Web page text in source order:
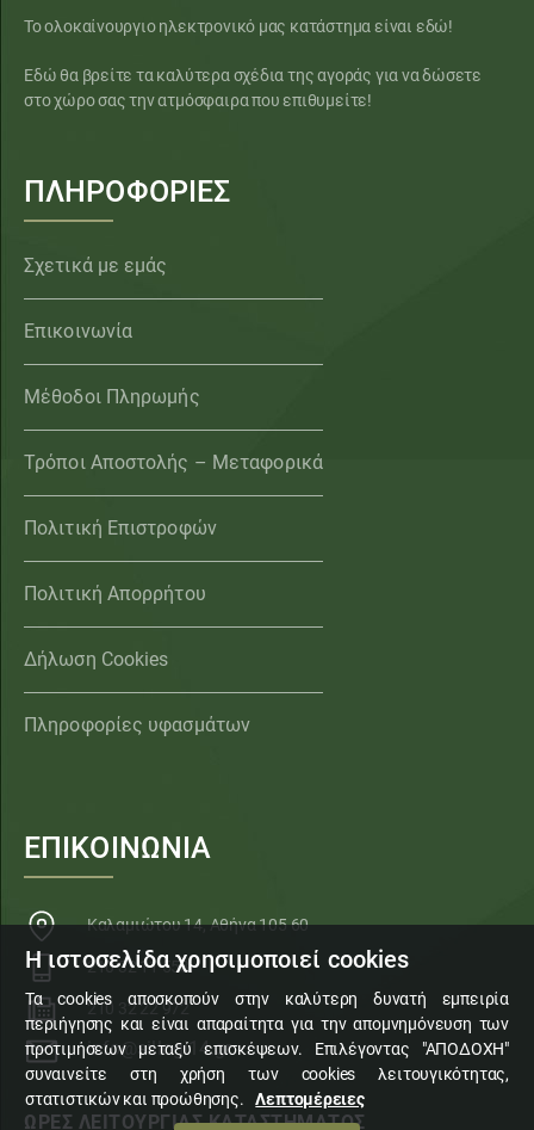
Το ολοκαίνουργιο ηλεκτρονικό μας κατάστημα είναι εδώ!
Εδώ θα βρείτε τα καλύτερα σχέδια της αγοράς για να δώσετε
στο χώρο σας την ατμόσφαιρα που επιθυμείτε!
ΠΛΗΡΟΦΟΡΙΕΣ
Σχετικά με εμάς
Επικοινωνία
Μέθοδοι Πληρωμής
Τρόποι Αποστολής – Μεταφορικά
Πολιτική Επιστροφών
Πολιτική Απορρήτου
Δήλωση Cookies
Πληροφορίες υφασμάτων
ΕΠΙΚΟΙΝΩΝΙΑ
Καλαμιώτου 14, Αθήνα 105 60
210 32 11 553
210 32 22 972
info@sillogi14.gr
ΩΡΕΣ ΛΕΙΤΟΥΡΓΙΑΣ ΚΑΤΑΣΤΗΜΑΤΟΣ
Η ιστοσελίδα χρησιμοποιεί cookies
Τα cookies αποσκοπούν στην καλύτερη δυνατή εμπειρία
περιήγησης και είναι απαραίτητα για την απομνημόνευση των
προτιμήσεων μεταξύ επισκέψεων. Επιλέγοντας "ΑΠΟΔΟΧΗ"
συναινείτε στη χρήση των cookies λειτουγικότητας,
στατιστικών και προώθησης.
Λεπτομέρειες